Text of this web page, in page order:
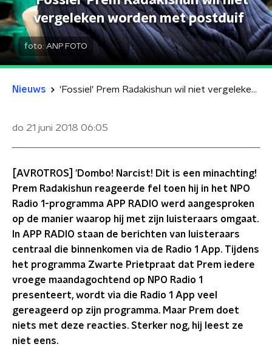
vergeleken worden met postduif
foto: ANP FOTO
Nieuws 'Fossiel' Prem Radakishun wil niet vergeleken worden met postduif
do 21 juni 2018 06:05
[AVROTROS] 'Dombo! Narcist! Dit is een minachting!
Prem Radakishun reageerde fel toen hij in het NPO
Radio 1-programma APP RADIO werd aangesproken
op de manier waarop hij met zijn luisteraars omgaat.
In APP RADIO staan de berichten van luisteraars
centraal die binnenkomen via de Radio 1 App. Tijdens
het programma Zwarte Prietpraat dat Prem iedere
vroege maandagochtend op NPO Radio 1
presenteert, wordt via die Radio 1 App veel
gereageerd op zijn programma. Maar Prem doet
niets met deze reacties. Sterker nog, hij leest ze
niet eens.